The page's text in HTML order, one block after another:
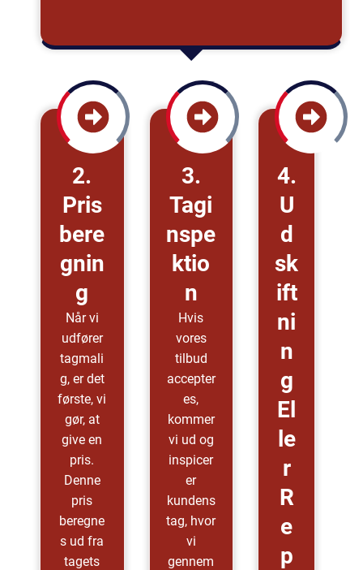
2.
Pris
Bere
Gnin
G
Når vi
udfører
tagmali
g, er det
første, vi
gør, at
give en
pris.
Denne
pris
beregne
s ud fra
tagets
3.
Tagi
Nspe
Ktio
N
Hvis
vores
tilbud
accepter
es,
kommer
vi ud og
inspicer
er
kundens
tag, hvor
vi
gennem
4.
U
D
Sk
Ift
Ni
N
G
El
Le
R
R
E
P